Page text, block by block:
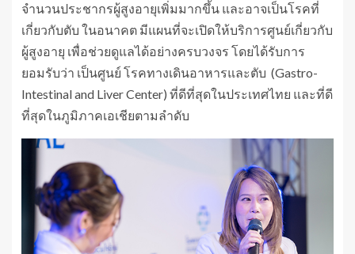
จำนวนประชากรผู้สูงอายุเพิ่มมากขึ้น และอาจเป็นโรคที่
เกี่ยวกับตับ ในอนาคต มีแผนที่จะเปิดให้บริการศูนย์เกี่ยวกับ
ผู้สูงอายุ เพื่อช่วยดูแลได้อย่างครบวงจร โดยได้รับการ
ยอมรับว่า เป็นศูนย์ โรคทางเดินอาหารและตับ (Gastro-
Intestinal and Liver Center) ที่ดีที่สุดในประเทศไทย และที่ดี
ที่สุดในภูมิภาคเอเชียตามลำดับ